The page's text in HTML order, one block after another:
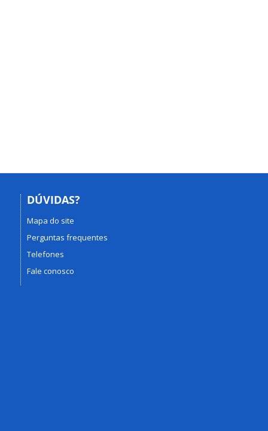
DÚVIDAS?
Mapa do site
Perguntas frequentes
Telefones
Fale conosco